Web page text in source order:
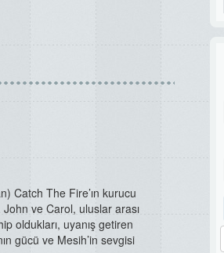
Catch The Fire’ın kurucu
ve Carol, uluslar arası
oldukları, uyanış getiren
gücü ve Mesih’in sevgisi